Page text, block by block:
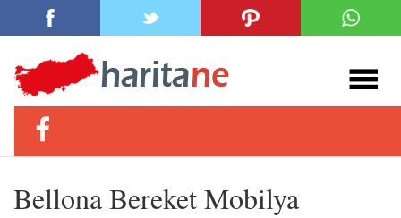
Bellona Bereket Mobilya